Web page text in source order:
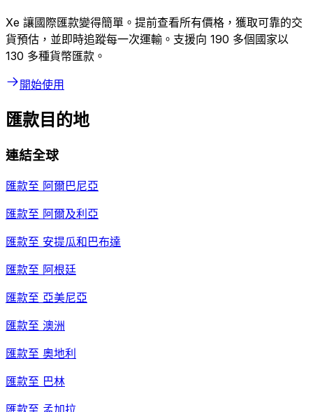
Xe 讓國際匯款變得簡單。提前查看所有價格，獲取可靠的交
貨預估，並即時追蹤每一次運輸。支援向 190 多個國家以
130 多種貨幣匯款。
開始使用
匯款目的地
連結全球
匯款至 阿爾巴尼亞
匯款至 阿爾及利亞
匯款至 安提瓜和巴布達
匯款至 阿根廷
匯款至 亞美尼亞
匯款至 澳洲
匯款至 奧地利
匯款至 巴林
匯款至 孟加拉